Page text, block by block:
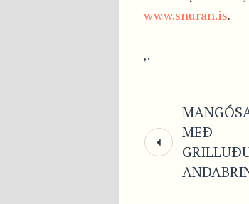
www.snuran.is.
,.
MEÐ